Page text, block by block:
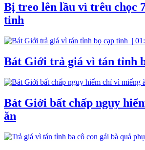
Bị treo lên lầu vì trêu chọc
tinh
|
Bát Giới trả giá vì tán tỉnh
Bát Giới bất chấp nguy
ăn